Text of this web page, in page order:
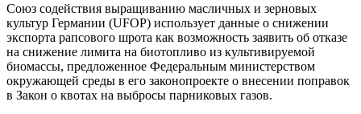
Союз содействия выращиванию масличных и зерновых
культур Германии (UFOP) использует данные о снижении
экспорта рапсового шрота как возможность заявить об отказе
на снижение лимита на биотопливо из культивируемой
биомассы, предложенное Федеральным министерством
окружающей среды в его законопроекте о внесении поправок
в Закон о квотах на выбросы парниковых газов.